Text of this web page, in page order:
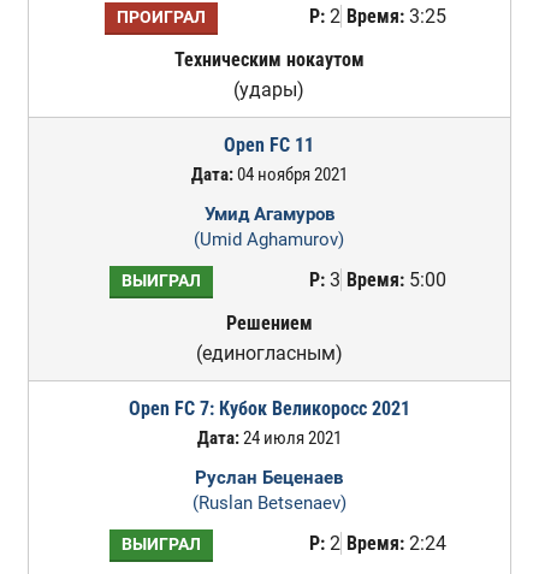
ПРОИГРАЛ Р:2 Время:3:25
Техническим нокаутом
(удары)
Open FC 11
Дата:04 ноября 2021
Умид Агамуров
(Umid Aghamurov)
ВЫИГРАЛ Р:3 Время:5:00
Решением
(единогласным)
Open FC 7: Кубок Великоросс 2021
Дата:24 июля 2021
Руслан Беценаев
(Ruslan Betsenaev)
ВЫИГРАЛ Р:2 Время:2:24